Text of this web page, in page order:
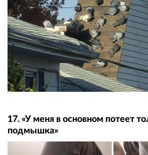
17. «У меня в основном потеет
подмышка»